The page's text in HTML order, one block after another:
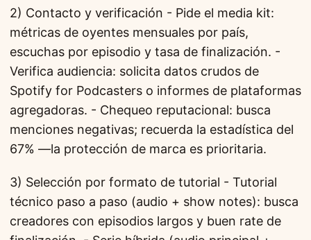
2) Contacto y verificación - Pide el media kit:
métricas de oyentes mensuales por país,
escuchas por episodio y tasa de finalización. -
Verifica audiencia: solicita datos crudos de
Spotify for Podcasters o informes de plataformas
agregadoras. - Chequeo reputacional: busca
menciones negativas; recuerda la estadística del
67% —la protección de marca es prioritaria.
3) Selección por formato de tutorial - Tutorial
técnico paso a paso (audio + show notes): busca
creadores con episodios largos y buen rate de